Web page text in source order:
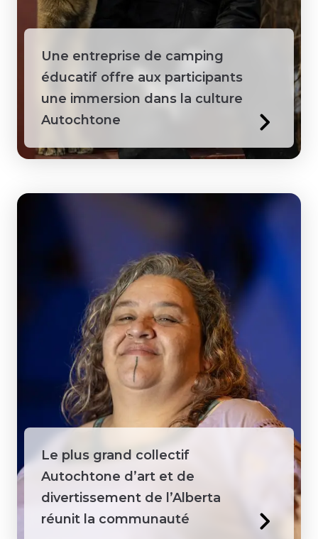
Une entreprise de camping
éducatif offre aux participants
une immersion dans la culture
Autochtone
Le plus grand collectif
Autochtone d’art et de
divertissement de l’Alberta
réunit la communauté